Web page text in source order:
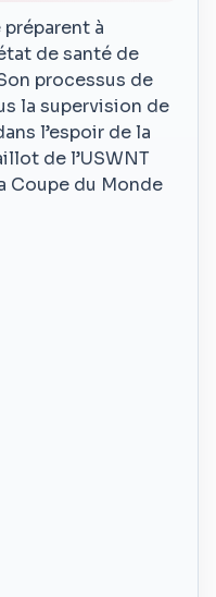
à
de santé de
processus de
la supervision de
l’espoir de la
de l’USWNT
Coupe du Monde